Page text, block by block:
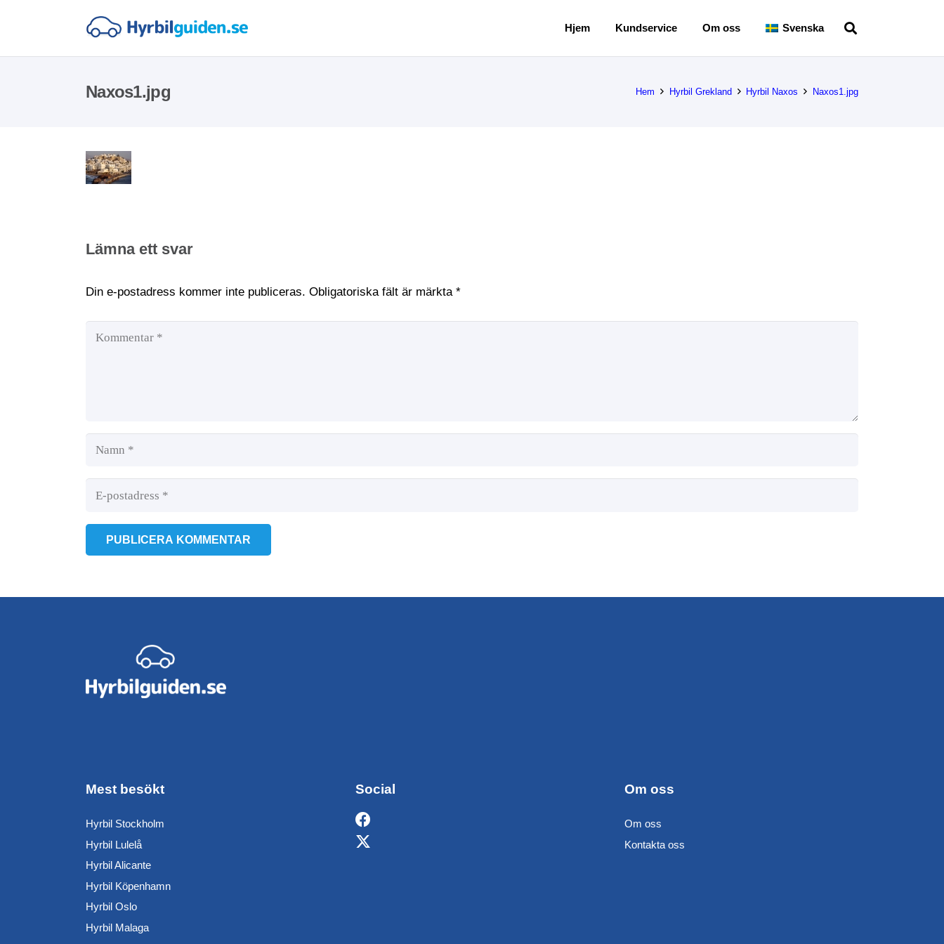
Hjem Kundservice Om oss Svenska
Naxos1.jpg Hem Hyrbil Grekland Hyrbil Naxos Naxos1.jpg
Lämna ett svar
Din e-postadress kommer inte publiceras. Obligatoriska fält är märkta *
PUBLICERA KOMMENTAR
Mest besökt
Hyrbil Stockholm
Hyrbil Lulelå
Hyrbil Alicante
Hyrbil Köpenhamn
Hyrbil Oslo
Hyrbil Malaga
Social Om oss
Om oss
Kontakta oss